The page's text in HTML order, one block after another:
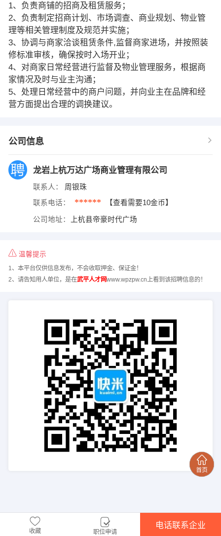
1、负责商铺的招商及租赁服务；
2、负责制定招商计划、市场调查、商业规划、物业管
理等相关管理制度及规范并实施；
3、协调与商家洽谈租赁条件,监督商家进场，并按照装
修标准审核，确保按时入场开业；
4、对商家日常经营进行监督及物业管理服务，根据商
家情况及时与业主沟通；
5、处理日常经营中的商户问题，并向业主在品牌和经
营方面提出合理的调换建议。
公司信息
龙岩上杭万达广场商业管理有限公司
联系人： 周银珠
联系电话： ****** 【查看需要10金币】
公司地址： 上杭县帝豪时代广场
温馨提示
1、本平台仅供信息发布，不会收取押金、保证金！
2、请告知用人单位，是在武平人才网www.wpzpw.cn上看到该招聘信息的！
收藏 职位申请
电话联系企业